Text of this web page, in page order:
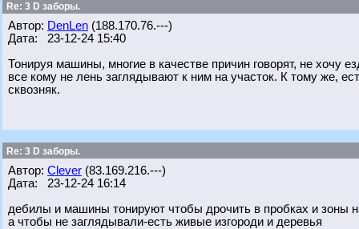
Re: 3 D заборы.
Автор: DenLen (188.170.76.---)
Дата: 23-12-24 15:40
Тонируя машины, многие в качестве причин говорят, не хочу
все кому не лень заглядывают к ним на участок. К тому же,
сквозняк.
Re: 3 D заборы.
Автор: Clever (83.169.216.---)
Дата: 23-12-24 16:14
дебилы и машины тонируют чтобы дрочить в пробках и зоны
а чтобы не заглядывали-есть живые изгороди и деревья